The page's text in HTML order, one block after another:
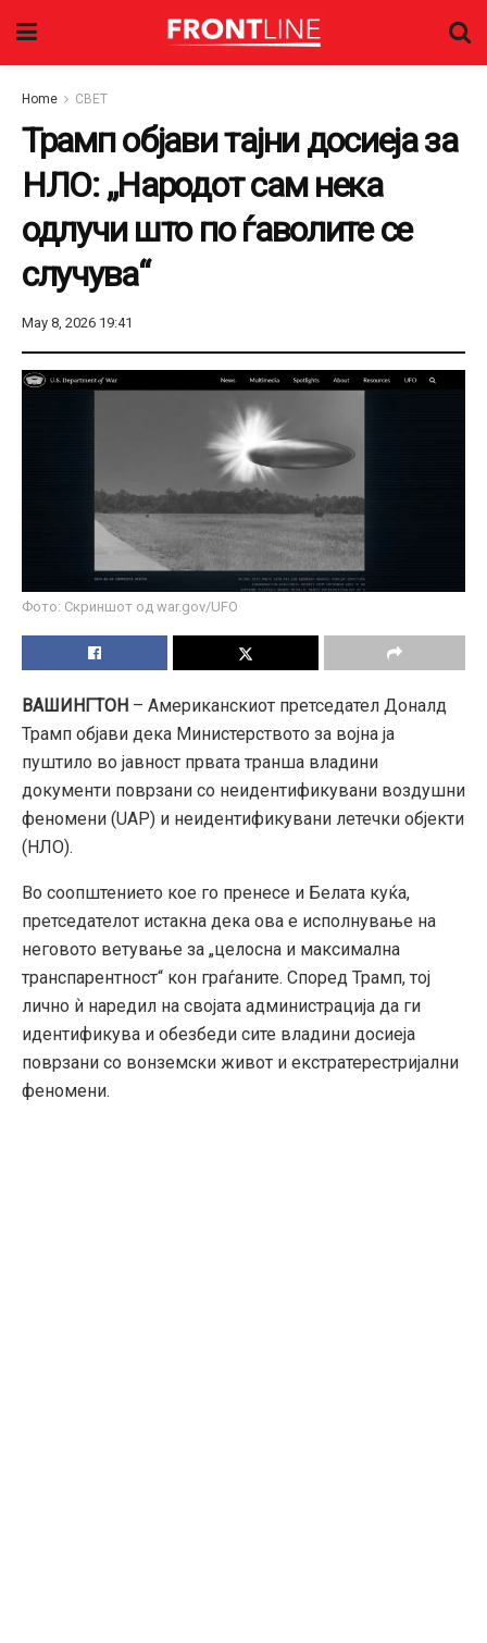
Home СВЕТ
Трамп објави тајни досиеја за
НЛО: „Народот сам нека
одлучи што по ѓаволите се
случува“
May 8, 2026 19:41
Фото: Скриншот од war.gov/UFO
ВАШИНГТОН – Американскиот претседател Доналд
Трамп објави дека Министерството за војна ја
пуштило во јавност првата транша владини
документи поврзани со неидентификувани воздушни
феномени (UAP) и неидентификувани летечки објекти
(НЛО).
Во соопштението кое го пренесе и Белата куќа,
претседателот истакна дека ова е исполнување на
неговото ветување за „целосна и максимална
транспарентност“ кон граѓаните. Според Трамп, тој
лично ѝ наредил на својата администрација да ги
идентификува и обезбеди сите владини досиеја
поврзани со вонземски живот и екстратерестријални
феномени.